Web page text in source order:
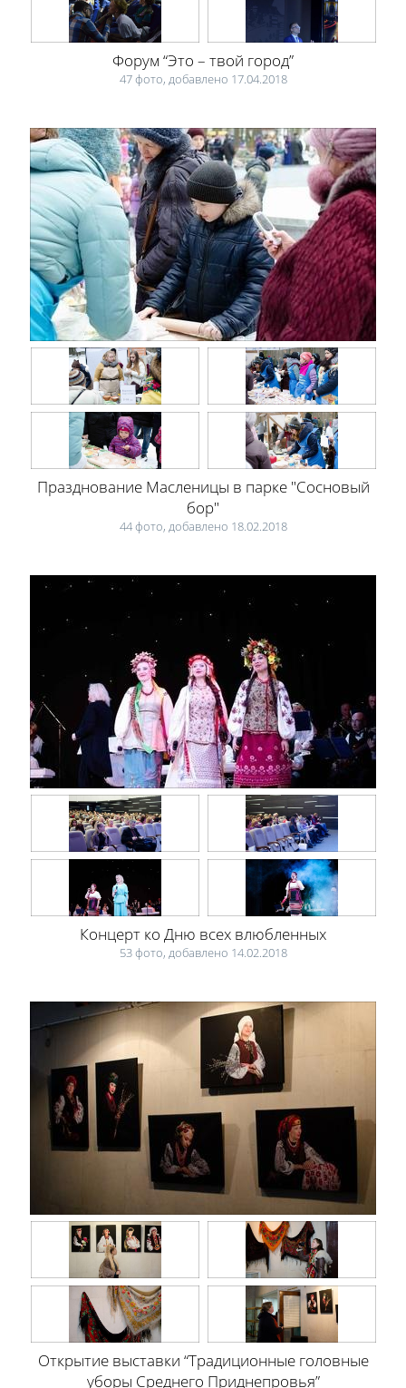
Форум “Это – твой город”
47 фото, добавлено 17.04.2018
Празднование Масленицы в парке "Сосновый
бор"
44 фото, добавлено 18.02.2018
Концерт ко Дню всех влюбленных
53 фото, добавлено 14.02.2018
Открытие выставки “Традиционные головные
уборы Среднего Приднепровья”